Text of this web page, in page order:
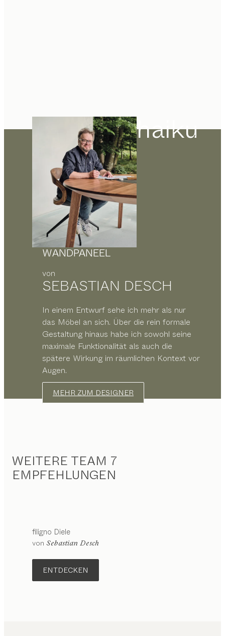
haiku
WANDPANEEL
von
SEBASTIAN DESCH
In einem Entwurf sehe ich mehr als nur
das Möbel an sich. Über die rein formale
Gestaltung hinaus habe ich sowohl seine
maximale Funktionalität als auch die
spätere Wirkung im räumlichen Kontext vor
Augen.
MEHR ZUM DESIGNER
WEITERE TEAM 7
EMPFEHLUNGEN
filigno Diele
von Sebastian Desch
ENTDECKEN